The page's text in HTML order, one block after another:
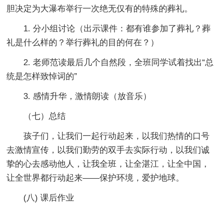
胆决定为大瀑布举行一次绝无仅有的特殊的葬礼。
1. 分小组讨论（出示课件：都有谁参加了葬礼？葬
礼是什么样的？举行葬礼的目的何在？）
2. 老师范读最后几个自然段，全班同学试着找出“总
统是怎样致悼词的”
3. 感情升华，激情朗读（放音乐）
（七）总结
孩子们，让我们一起行动起来，以我们热情的口号
去激情宣传，以我们勤劳的双手去实际行动，以我们诚
挚的心去感动他人，让我全班，让全湛江，让全中国，
让全世界都行动起来——保护环境，爱护地球。
(八) 课后作业